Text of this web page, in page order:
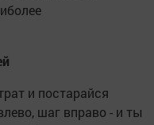
и постарайся
шаг вправо - и ты